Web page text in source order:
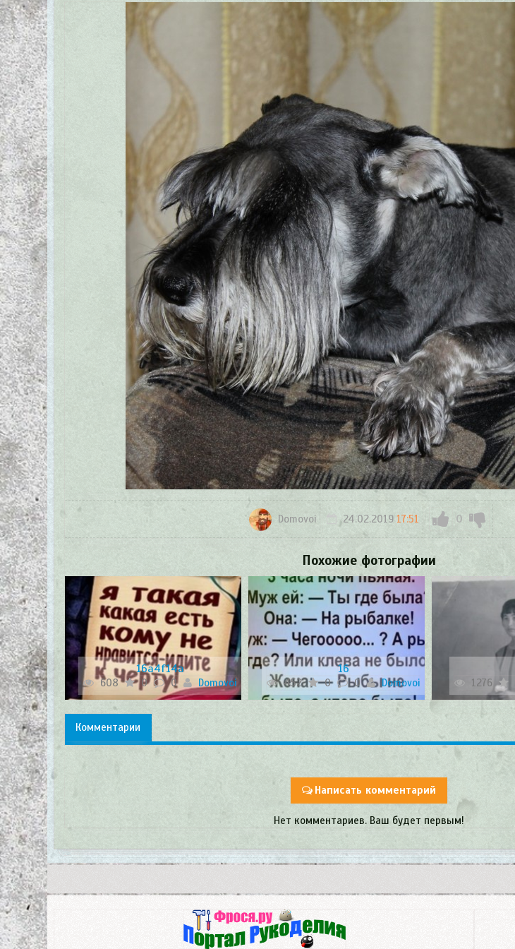
Domovoi 24.02.2019 17:51 0
Похожие фотографии
16a4f14a
608 0 0 Domovoi
16
452 0 0 Domovoi 1276
Комментарии
Написать комментарий
Нет комментариев. Ваш будет первым!